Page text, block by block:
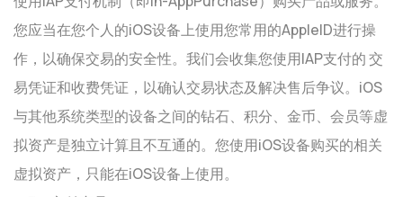
您应当在您个人的iOS设备上使用您常用的AppleID进行操
作，以确保交易的安全性。我们会收集您使用IAP支付的 交
易凭证和收费凭证，以确认交易状态及解决售后争议。iOS
与其他系统类型的设备之间的钻石、积分、金币、会员等虚
拟资产是独立计算且不互通的。您使用iOS设备购买的相关
虚拟资产，只能在iOS设备上使用。